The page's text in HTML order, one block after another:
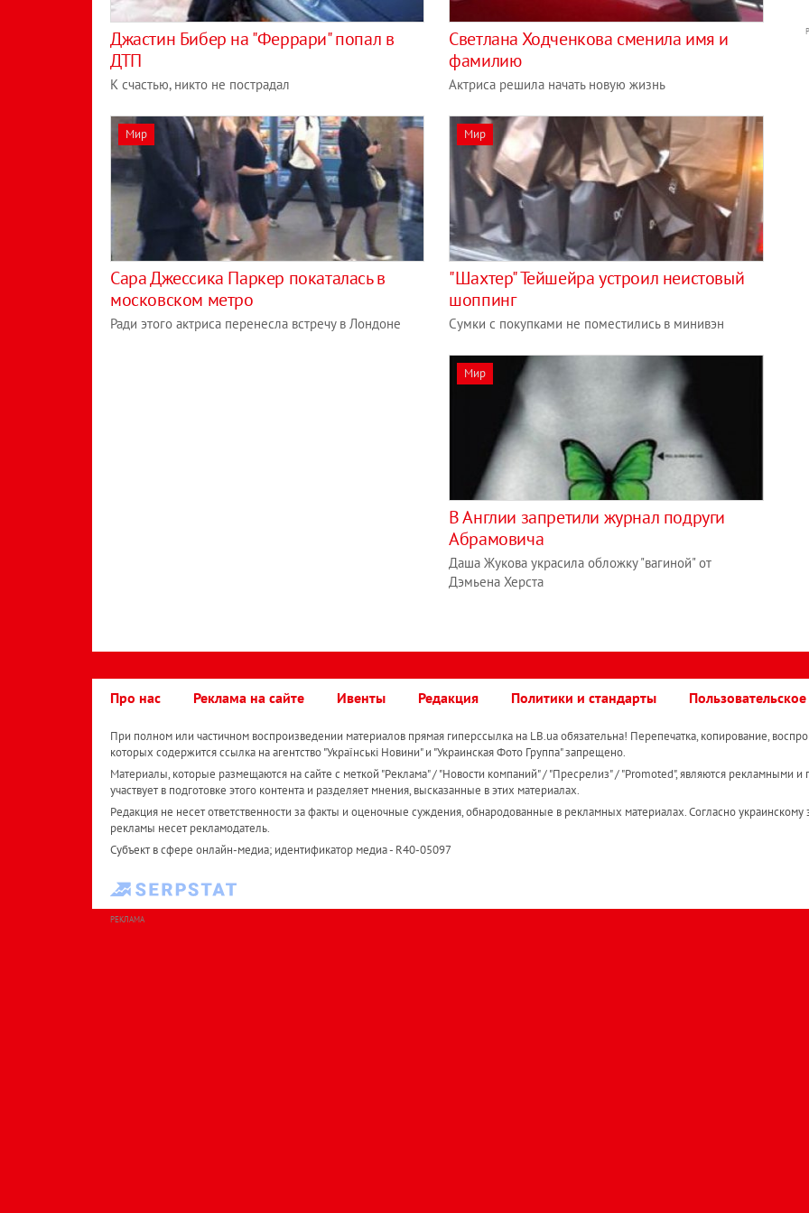
Джастин Бибер на "Феррари" попал в
ДТП
К счастью, никто не пострадал
Светлана Ходченкова сменила имя и
фамилию
Актриса решила начать новую жизнь
Мир
Сара Джессика Паркер покаталась в
московском метро
Ради этого актриса перенесла встречу в Лондоне
Мир
"Шахтер" Тейшейра устроил неистовый
шоппинг
Сумки с покупками не поместились в минивэн
Мир
В Англии запретили журнал подруги
Абрамовича
Даша Жукова украсила обложку "вагиной" от
Дэмьена Херста
Про нас Реклама на сайте Ивенты Редакция Политики и стандарты
При полном или частичном воспроизведении материалов прямая гиперссылка на LB.ua обязательна! Перепечатка, копирование,
которых содержится ссылка на агентство "Українськi Новини" и "Украинская Фото Группа" запрещено.
Материалы, которые размещаются на сайте с меткой "Реклама" / "Новости компаний" / "Пресрелиз" / "Promoted", являются рекламными и
участвует в подготовке этого контента и разделяет мнения, высказанные в этих материалах.
Редакция не несет ответственности за факты и оценочные суждения, обнародованные в рекламных материалах. Согласно украинскому
рекламы несет рекламодатель.
Субъект в сфере онлайн-медиа; идентификатор медиа - R40-05097
РЕКЛАМА